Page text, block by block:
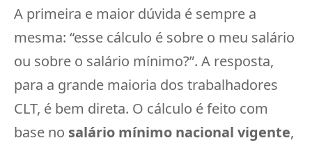
A primeira e maior dúvida é sempre a
mesma: “esse cálculo é sobre o meu salário
ou sobre o salário mínimo?”. A resposta,
para a grande maioria dos trabalhadores
CLT, é bem direta. O cálculo é feito com
base no salário mínimo nacional vigente,